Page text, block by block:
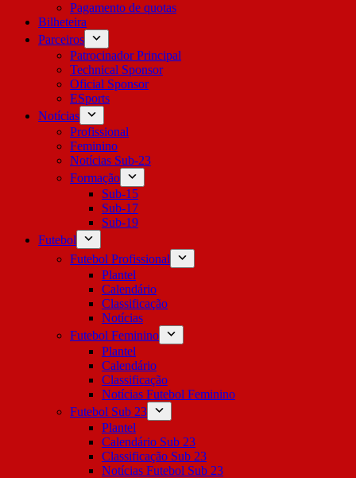
Pagamento de quotas
Bilheteira
Parceiros
Patrocinador Principal
Technical Sponsor
Oficial Sponsor
ESports
Notícias
Profissional
Feminino
Notícias Sub-23
Formação
Sub-15
Sub-17
Sub-19
Futebol
Futebol Profissional
Plantel
Calendário
Classificação
Notícias
Futebol Feminino
Plantel
Calendário
Classificação
Notícias Futebol Feminino
Futebol Sub 23
Plantel
Calendário Sub 23
Classificação Sub 23
Notícias Futebol Sub 23